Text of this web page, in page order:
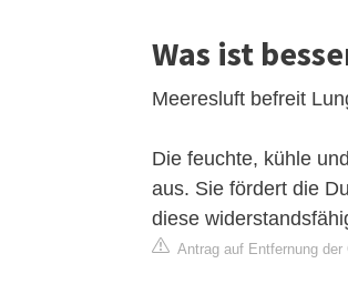
Was ist
Meeresluft befreit
Die feuchte, kühle
aus. Sie fördert die
diese
Antrag auf Entfernung der